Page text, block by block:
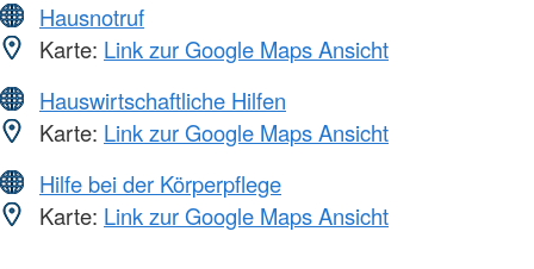
Hausnotruf
Karte: Link zur Google Maps Ansicht
Hauswirtschaftliche Hilfen
Karte: Link zur Google Maps Ansicht
Hilfe bei der Körperpflege
Karte: Link zur Google Maps Ansicht